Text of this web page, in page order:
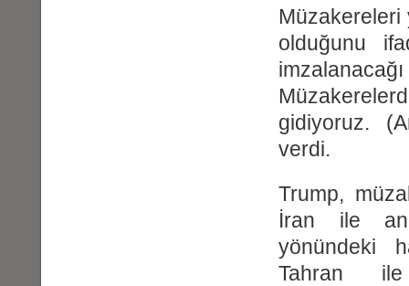
Müzakereleri
olduğunu
gidiyoruz.
verdi.
Trump,
İran ile
yönündeki
Tahran